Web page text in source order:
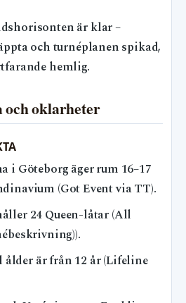
är klar –
och turnéplanen spikad,
hemlig.
och oklarheter
i Göteborg äger rum 16–17
(Got Event via TT).
24 Queen-låtar (All
ålder är från 12 år (Lifeline